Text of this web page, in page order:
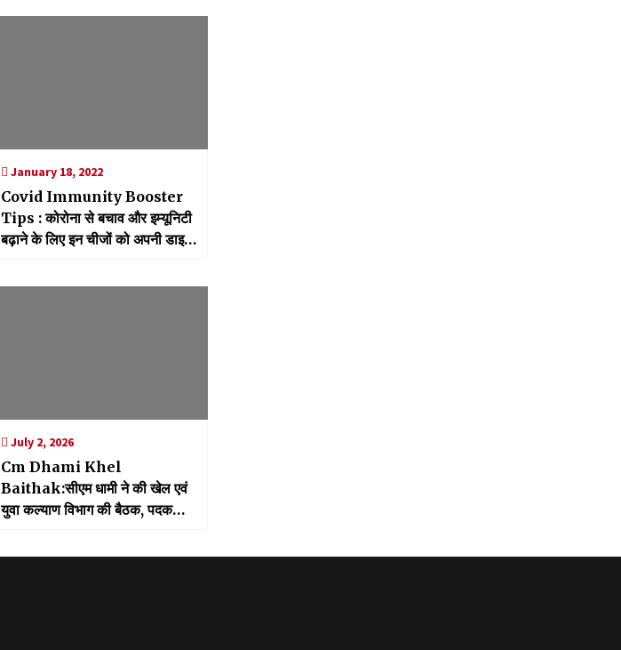
January 18, 2022
Covid Immunity Booster
Tips : कोरोना से बचाव और इम्यूनिटी
बढ़ाने के लिए इन चीजों को अपनी डाइट
July 2, 2026
Cm Dhami Khel
Baithak:सीएम धामी ने की खेल एवं
युवा कल्याण विभाग की बैठक, पदक